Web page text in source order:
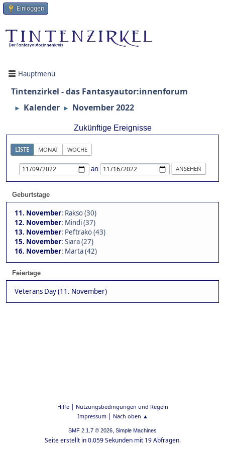
Einloggen
Hauptmenü
Tintenzirkel - das Fantasyautor:innenforum
► Kalender ► November 2022
Zukünftige Ereignisse
LISTE MONAT WOCHE
an
Geburtstage
11. November: Rakso (30)
12. November: Mindi (37)
13. November: Peftrako (43)
15. November: Siara (27)
16. November: Marta (42)
Feiertage
Veterans Day (11. November)
Hilfe| Nutzungsbedingungen und Regeln
Impressum| Nach oben ▲
SMF 2.1.7 © 2026, Simple Machines
Seite erstellt in 0.059 Sekunden mit 19 Abfragen.